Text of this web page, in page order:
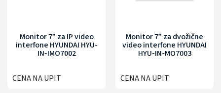
Monitor 7" za IP video
interfone HYUNDAI HYU-
IN-IMO7002
CENA NA UPIT
Monitor 7" za dvožične
video interfone HYUNDAI
HYU-IN-MO7003
CENA NA UPIT